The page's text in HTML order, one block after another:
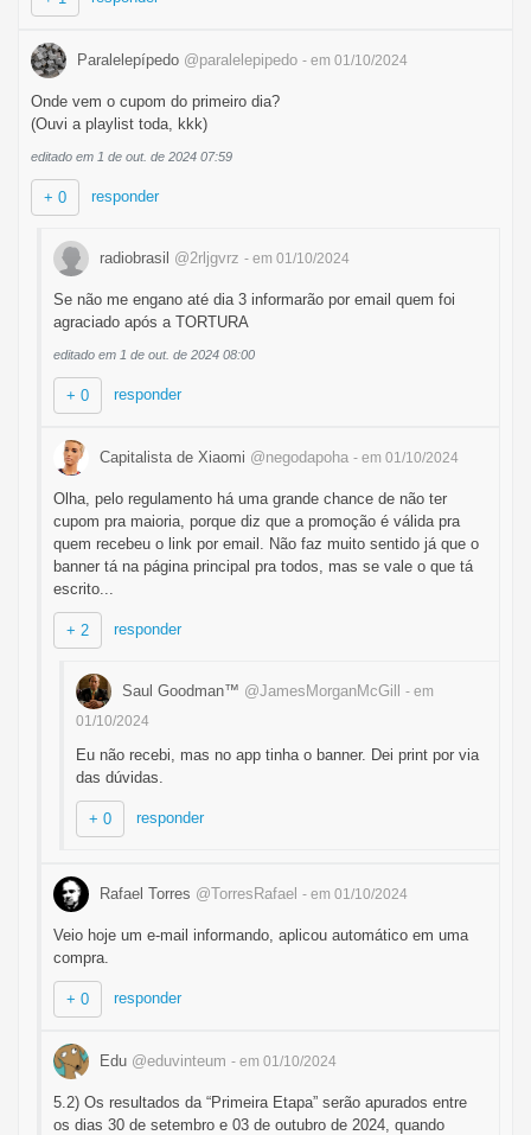
Paralelepípedo @paralelepipedo - em 01/10/2024
Onde vem o cupom do primeiro dia?
(Ouvi a playlist toda, kkk)
editado em 1 de out. de 2024 07:59
+ 0 responder
radiobrasil @2rljgvrz - em 01/10/2024
Se não me engano até dia 3 informarão por email quem foi
agraciado após a TORTURA
editado em 1 de out. de 2024 08:00
+ 0 responder
Capitalista de Xiaomi @negodapoha - em 01/10/2024
Olha, pelo regulamento há uma grande chance de não ter
cupom pra maioria, porque diz que a promoção é válida pra
quem recebeu o link por email. Não faz muito sentido já que o
banner tá na página principal pra todos, mas se vale o que tá
escrito...
+ 2 responder
Saul Goodman™ @JamesMorganMcGill - em
01/10/2024
Eu não recebi, mas no app tinha o banner. Dei print por via
das dúvidas.
+ 0 responder
Rafael Torres @TorresRafael - em 01/10/2024
Veio hoje um e-mail informando, aplicou automático em uma
compra.
+ 0 responder
Edu @eduvinteum - em 01/10/2024
5.2) Os resultados da “Primeira Etapa” serão apurados entre
os dias 30 de setembro e 03 de outubro de 2024, quando